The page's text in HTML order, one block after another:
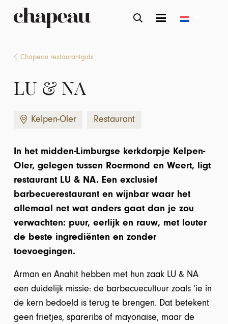
Chapeau restaurantgids
LU & NA
Kelpen-Oler Restaurant
In het midden-Limburgse kerkdorpje Kelpen-
Oler, gelegen tussen Roermond en Weert, ligt
restaurant LU & NA. Een exclusief
barbecuerestaurant en wijnbar waar het
allemaal net wat anders gaat dan je zou
verwachten: puur, eerlijk en rauw, met louter
de beste ingrediënten en zonder
toevoegingen.
Arman en Anahit hebben met hun zaak LU & NA
een duidelijk missie: de barbecuecultuur zoals ‘ie in
de kern bedoeld is terug te brengen. Dat betekent
geen frietjes, spareribs of mayonaise, maar de